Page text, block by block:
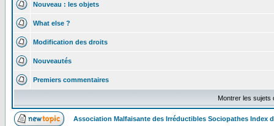
Nouveau : les objets
What else ?
Modification des droits
Nouveautés
Premiers commentaires
Montrer les sujets
Association Malfaisante des Irréductibles Sociopathes Index